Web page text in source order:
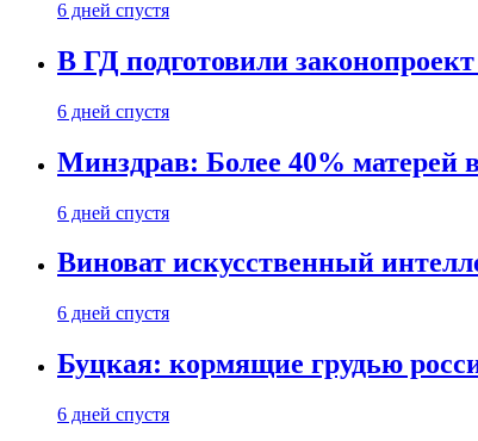
6 дней спустя
В ГД подготовили
6 дней спустя
Минздрав: Более 40% матерей
6 дней спустя
Виноват искусственный
6 дней спустя
Буцкая: кормящие грудью
6 дней спустя